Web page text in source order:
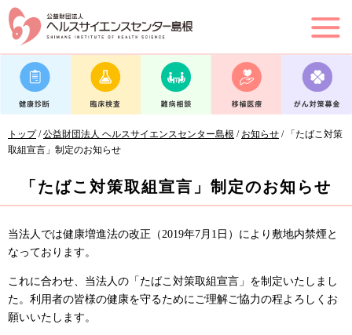
このページの本文へ
現
在
トップ/公益財団法人 ヘルスサイエンスセンター島根 / お知らせ /
「たばこ対策
取組宣言」制定のお知らせ
「たばこ対策取組宣言」制定のお知らせ
当法人では健康増進法の改正（2019年7月1日）により敷地内禁煙と
なっております。
これに合わせ、当法人の「たばこ対策取組宣言」を制定いたしまし
た。利用者の皆様の健康を守るためにご理解ご協力の程よろしくお
願いいたします。